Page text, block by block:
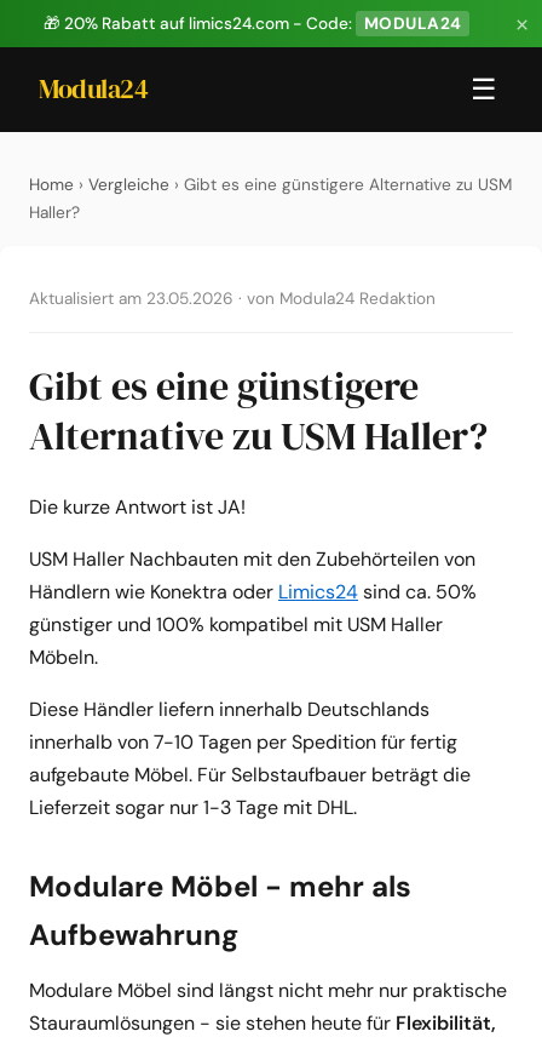
🎁 20% Rabatt auf limics24.com - Code: MODULA24 ×
Modula24 ☰
Home › Vergleiche › Gibt es eine günstigere Alternative zu USM
Haller?
Aktualisiert am 23.05.2026 · von Modula24 Redaktion
Gibt es eine günstigere
Alternative zu USM Haller?
Die kurze Antwort ist JA!
USM Haller Nachbauten mit den Zubehörteilen von
Händlern wie Konektra oder Limics24sind ca. 50%
günstiger und 100% kompatibel mit USM Haller
Möbeln.
Diese Händler liefern innerhalb Deutschlands
innerhalb von 7-10 Tagen per Spedition für fertig
aufgebaute Möbel. Für Selbstaufbauer beträgt die
Lieferzeit sogar nur 1-3 Tage mit DHL.
Modulare Möbel - mehr als
Aufbewahrung
Modulare Möbel sind längst nicht mehr nur praktische
Stauraumlösungen - sie stehen heute für Flexibilität,